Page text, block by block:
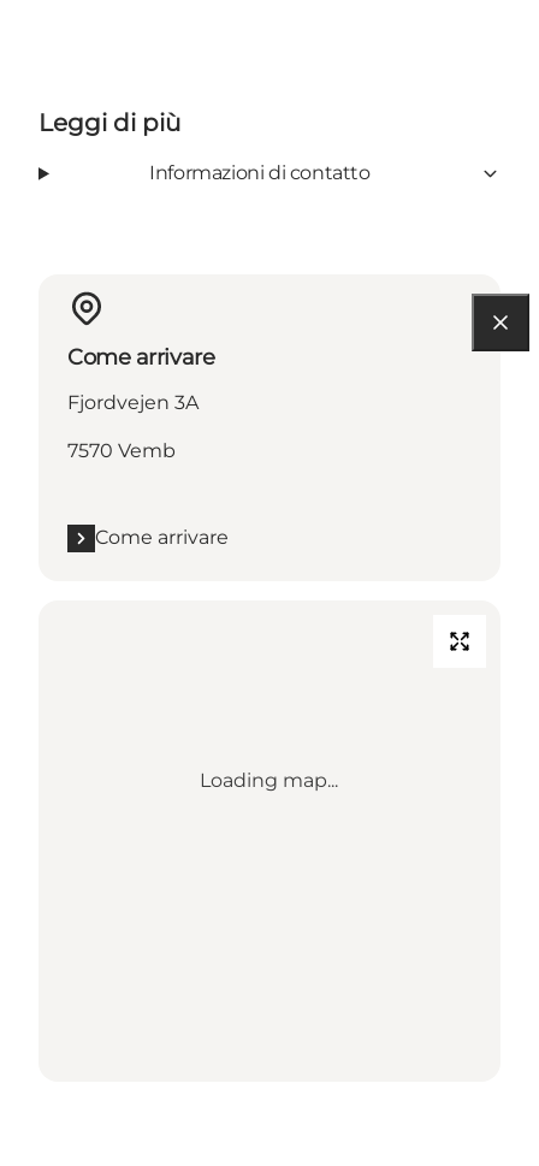
Leggi di più
Informazioni di contatto
Come arrivare
Fjordvejen 3A
7570 Vemb
Come arrivare
Loading map...